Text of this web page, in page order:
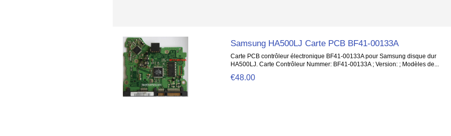
Samsung HA500LJ Carte PCB BF41-00133A
Carte PCB contrôleur électronique BF41-00133A pour Samsung disque dur
HA500LJ. Carte Contrôleur Nummer: BF41-00133A ; Version: ; Modèles de...
€48.00